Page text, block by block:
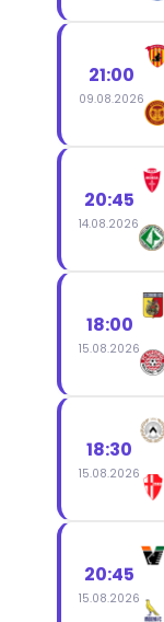
21:00
09.08.2026
20:45
14.08.2026
18:00
15.08.2026
18:30
15.08.2026
20:45
15.08.2026